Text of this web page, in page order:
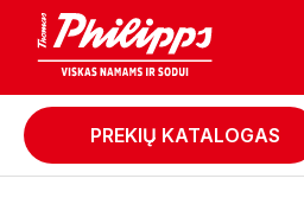
PREKIŲ KATALOGAS